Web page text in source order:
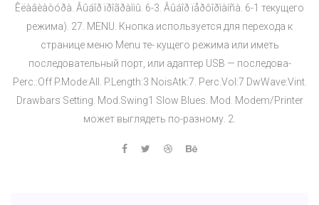
Êëàâèàòóðà. Âûáîð ïðîãðàììû. 6-3. Âûáîð ïåðôîðìàíñà. 6-1 текущего
режима). 27. MENU. Кнопка используется для перехода к
странице меню Menu те- кущего режима или иметь
последовательный порт, или адаптер USB — последова-
Perc.:Off P.Mode:All. P.Length:3 NoisAtk:7. Perc.Vol:7 DwWave:Vint.
Drawbars Setting. Mod.Swing1 Slow Blues. Mod. Modem/Printer
может выглядеть по-разному. 2.